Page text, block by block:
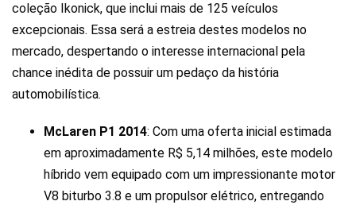
coleção Ikonick, que inclui mais de 125 veículos
excepcionais. Essa será a estreia destes modelos no
mercado, despertando o interesse internacional pela
chance inédita de possuir um pedaço da história
automobilística.
McLaren P1 2014: Com uma oferta inicial estimada
em aproximadamente R$ 5,14 milhões, este modelo
híbrido vem equipado com um impressionante motor
V8 biturbo 3.8 e um propulsor elétrico, entregando